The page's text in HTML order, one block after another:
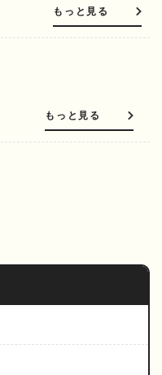
もっと見る
もっと見る